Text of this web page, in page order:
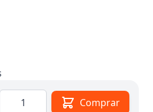
Quantidade Comprar